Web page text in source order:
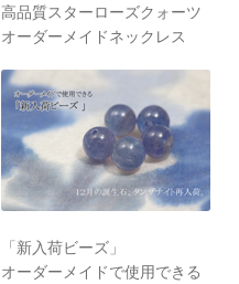
高品質スターローズクォーツ
オーダーメイドネックレス
「新入荷ビーズ」
オーダーメイドで使用できる